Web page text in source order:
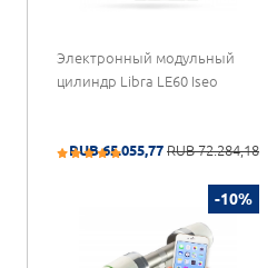
Электронный модульный
цилиндр Libra LE60 Iseo
RUB 65.055,77 RUB 72.284,18
-10%